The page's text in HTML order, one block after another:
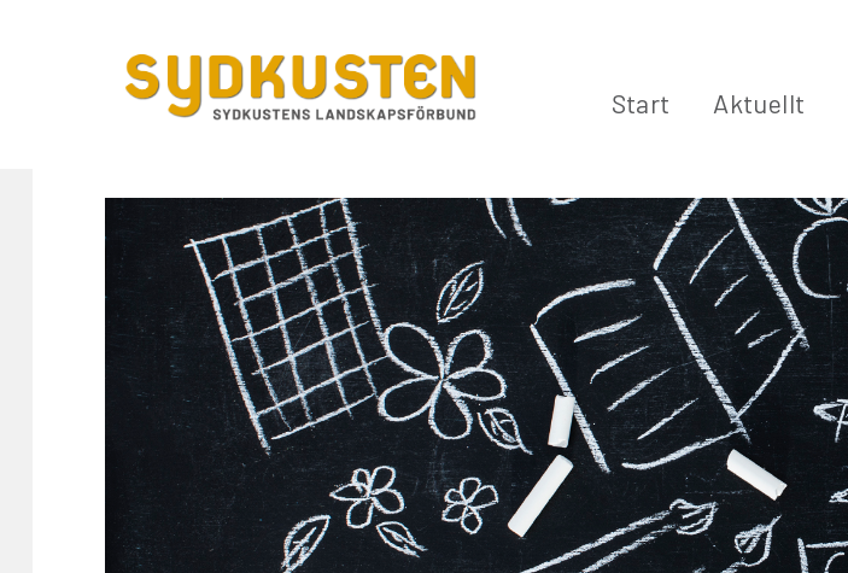
Start Aktuellt